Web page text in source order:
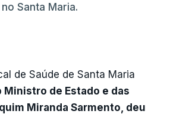
Santa Maria.
de Saúde de Santa Maria
Ministro de Estado e das
Miranda Sarmento, deu